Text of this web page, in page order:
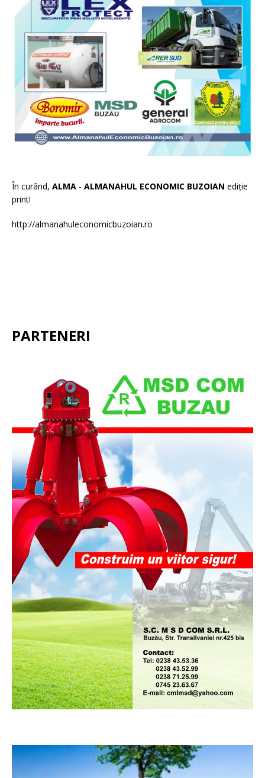
În curând, ALMA - ALMANAHUL ECONOMIC BUZOIAN ediție
print!
http://almanahuleconomicbuzoian.ro
PARTENERI